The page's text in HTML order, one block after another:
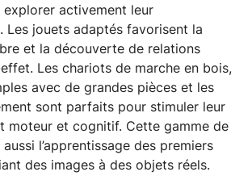
activement leur
Les jouets adaptés favorisent la
et la découverte de relations
Les chariots de marche en bois,
avec de grandes pièces et les
sont parfaits pour stimuler leur
moteur et cognitif. Cette gamme de
l’apprentissage des premiers
des images à des objets réels.